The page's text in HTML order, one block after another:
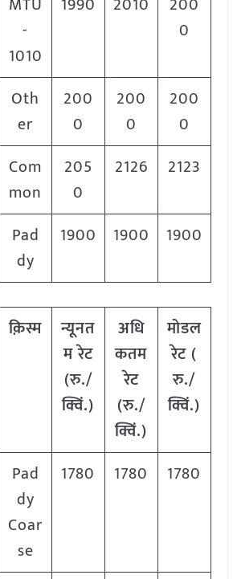
-
1010
0
Oth
er
200
0
200
0
200
0
Com
mon
205
0
2126 2123
Pad
dy
1900 1900 1900
क़िस्म
न्यूनत
म रेट
(रु./
क्विं.)
अधि
कतम
रेट
(रु./
क्विं.)
मोडल
रेट (
रु./
क्विं.)
Pad
dy
Coar
se
1780 1780 1780